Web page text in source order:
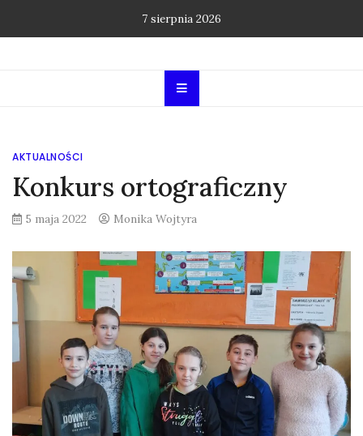
7 sierpnia 2026
AKTUALNOŚCI
Konkurs ortograficzny
5 maja 2022 Monika Wojtyra